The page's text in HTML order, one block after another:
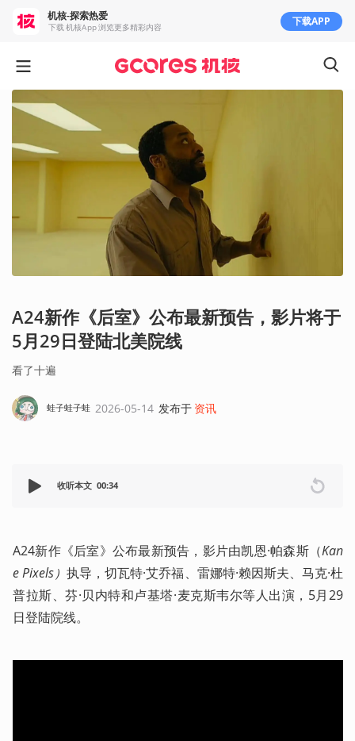
A24新作《后室》公布最新预告，影片将于
5月29日登陆北美院线
看了十遍
蛙子蛙子蛙 2026-05-14 发布于 资讯
收听本文 00:34
A24新作《后室》公布最新预告，影片由凯恩·帕森斯（Kan
e Pixels）执导，切瓦特·艾乔福、雷娜特·赖因斯夫、马克·杜
普拉斯、芬·贝内特和卢基塔·麦克斯韦尔等人出演，5月29
日登陆院线。
机核-探索热爱
下载 机核App 浏览更多精彩内容 下载APP